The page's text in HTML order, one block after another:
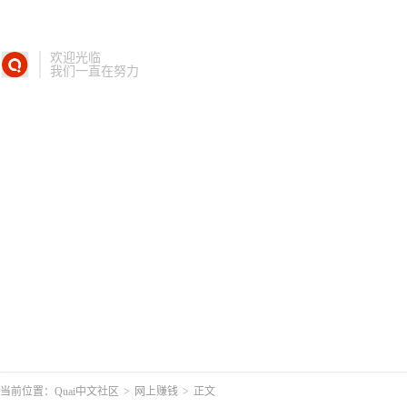
欢迎光临
我们一直在努力
当前位置： Quai中文社区 > 网上赚钱 > 正文